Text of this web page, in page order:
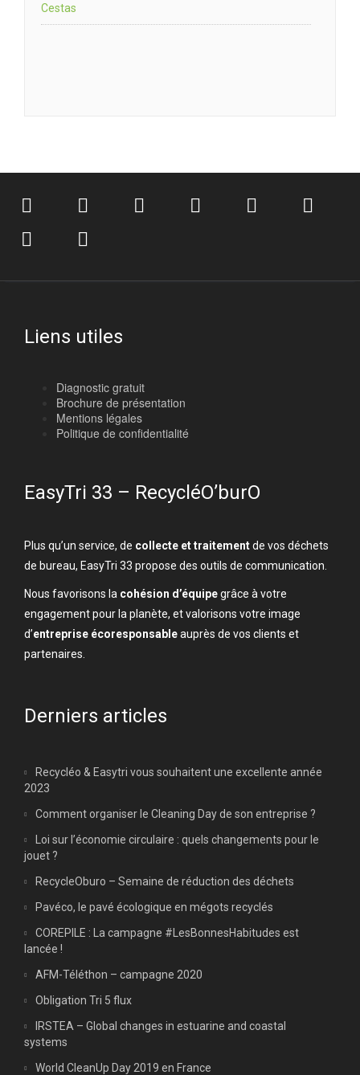
Cestas
Liens utiles
Diagnostic gratuit
Brochure de présentation
Mentions légales
Politique de confidentialité
EasyTri 33 – RecycléO’burO
Plus qu’un service, de collecte et traitementde vos déchets
de bureau, EasyTri 33 propose des outils de communication.
Nous favorisons la cohésion d’équipegrâce à votre
engagement pour la planète, et valorisons votre image
d’entreprise écoresponsableauprès de vos clients et
partenaires.
Derniers articles
Recycléo & Easytri vous souhaitent une excellente année
2023
Comment organiser le Cleaning Day de son entreprise ?
Loi sur l’économie circulaire : quels changements pour le
jouet ?
RecycleOburo – Semaine de réduction des déchets
Pavéco, le pavé écologique en mégots recyclés
COREPILE : La campagne #LesBonnesHabitudes est
lancée !
AFM-Téléthon – campagne 2020
Obligation Tri 5 flux
IRSTEA – Global changes in estuarine and coastal
systems
World CleanUp Day 2019 en France